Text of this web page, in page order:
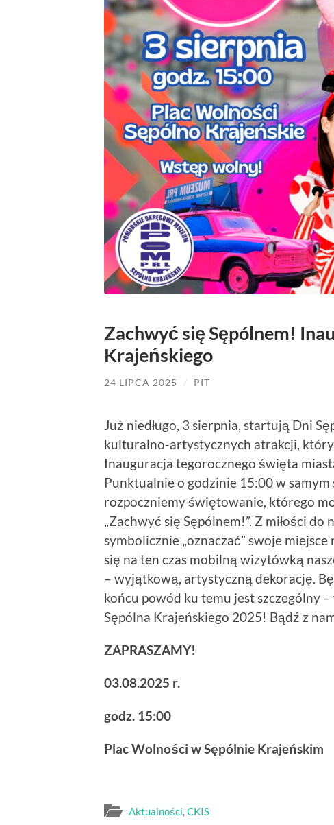
Zachwyć się Sępólnem!
Krajeńskiego
24 LIPCA 2025 / PIT
Już niedługo, 3 sierpnia, startują Dni
kulturalno-artystycznych atrakcji,
Inauguracja tegorocznego święta
Punktualnie o godzinie 15:00 w
rozpoczniemy świętowanie, którego
„Zachwyć się Sępólnem!”. Z miłości do
symbolicznie „oznaczać” swoje
się na ten czas mobilną wizytówką
– wyjątkową, artystyczną dekorację.
końcu powód ku temu jest szczególny
Sępólna Krajeńskiego 2025! Bądź z
ZAPRASZAMY!
03.08.2025 r.
godz. 15:00
Plac Wolności w Sępólnie Krajeńskim
Aktualności,CKIS